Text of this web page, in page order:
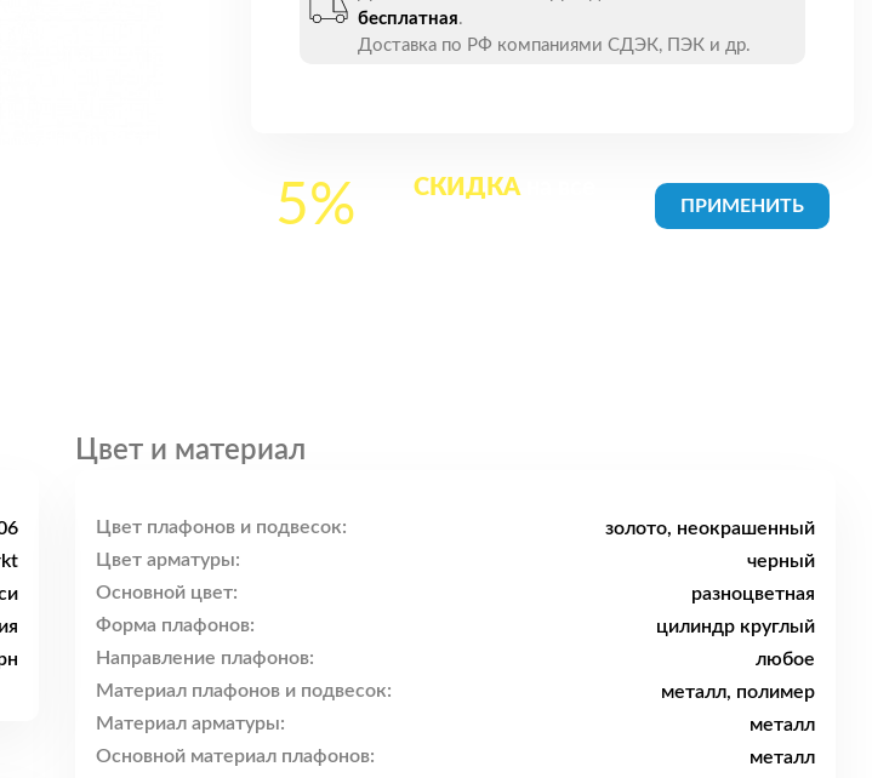
бесплатная.
Доставка по РФ компаниями СДЭК, ПЭК и др.
5% СКИДКА
Цвет и материал
Цвет плафонов и подвесок:
золото, неокрашенный
Цвет арматуры:
черный
Основной цвет:
разноцветная
Форма плафонов:
цилиндр круглый
Направление плафонов:
любое
Материал плафонов и подвесок:
металл, полимер
Материал арматуры:
металл
Основной материал плафонов:
металл